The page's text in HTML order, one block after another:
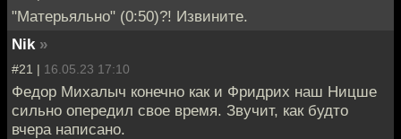
"Матерьяльно" (0:50)?! Извините.
Nik »
#21 | 16.05.23 17:10
Федор Михалыч конечно как и Фридрих наш Ницше
сильно опередил свое время. Звучит, как будто
вчера написано.